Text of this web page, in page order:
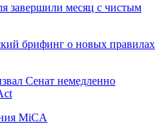
завершили месяц с чистым
брифинг о новых правилах
Сенат немедленно
MiCA